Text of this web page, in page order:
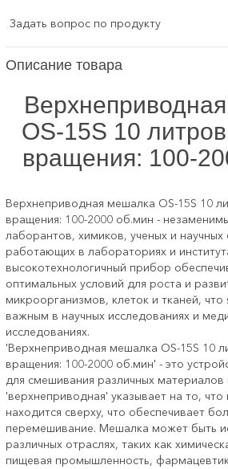
Задать вопрос по продукту
Описание товара
ОS-15S 10
вращения: 100-
Верхнеприводная мешалка ОS-15S 10
вращения: 100-2000 об.мин -
лаборантов, химиков, ученых и научных
работающих в лабораториях и
высокотехнологичный прибор
оптимальных условий для роста и
микроорганизмов, клеток и тканей, что
важным в научных исследованиях и
исследованиях.
'Верхнеприводная мешалка ОS-15S 10
вращения: 100-2000 об.мин' - это
для смешивания различных
'верхнеприводная' указывает на то,
находится сверху, что обеспечивает
перемешивание. Мешалка может быть
различных отраслях, таких как
пищевая промышленность,